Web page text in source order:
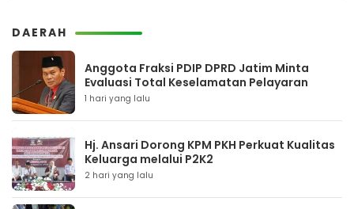
DAERAH
Anggota Fraksi PDIP DPRD Jatim Minta
Evaluasi Total Keselamatan Pelayaran
1 hari yang lalu
Hj. Ansari Dorong KPM PKH Perkuat Kualitas
Keluarga melalui P2K2
2 hari yang lalu